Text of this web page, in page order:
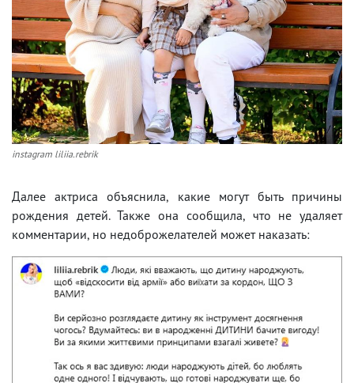
instagram liliia.rebrik
Далее актриса объяснила, какие могут быть причины
рождения детей. Также она сообщила, что не удаляет
комментарии, но недоброжелателей может наказать: